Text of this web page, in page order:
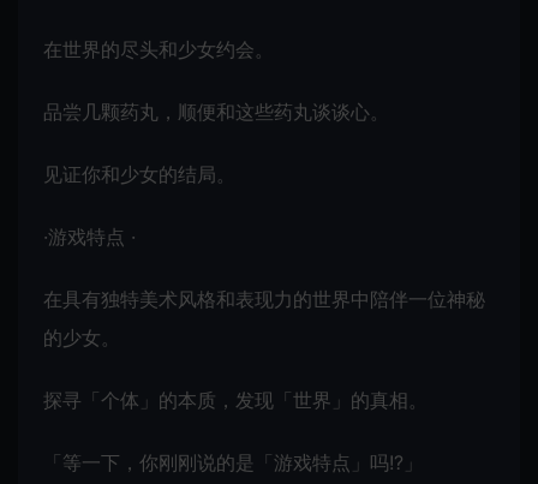
在世界的尽头和少女约会。
品尝几颗药丸，顺便和这些药丸谈谈心。
见证你和少女的结局。
·游戏特点 ·
在具有独特美术风格和表现力的世界中陪伴一位神秘
的少女。
探寻「个体」的本质，发现「世界」的真相。
「等一下，你刚刚说的是「游戏特点」吗!?」